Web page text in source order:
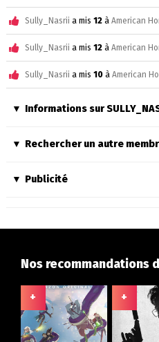
Sully_Nasrii a mis 12à American
Sully_Nasrii a mis 12à American
Sully_Nasrii a mis 10à American
Informations sur
Rechercher un autre
Publicité
Nos recommandations
+ +